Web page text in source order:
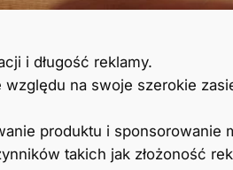
i długość reklamy.
na swoje szerokie
produktu i sponsorowanie
takich jak złożoność